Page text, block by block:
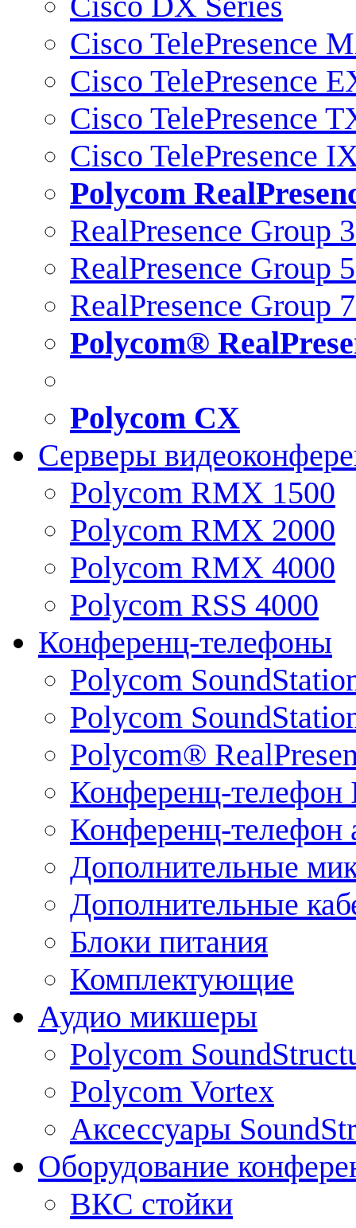
Cisco TelePresence
Cisco TelePresence
Cisco TelePresence
Cisco TelePresence
Polycom
RealPresence Group
RealPresence Group
RealPresence Group
Polycom®
Polycom CX
Серверы
Polycom RMX 1500
Polycom RMX 2000
Polycom RMX 4000
Polycom RSS 4000
Конференц-телефоны
Polycom
Polycom
Polycom®
Конференц-телефон
Конференц-телефон
Дополнительные
Дополнительные
Блоки питания
Комплектующие
Аудио микшеры
Polycom
Polycom Vortex
Аксессуары
Оборудование
ВКС стойки